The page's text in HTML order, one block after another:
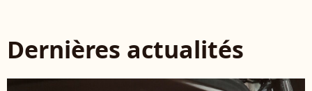
Dernières actualités